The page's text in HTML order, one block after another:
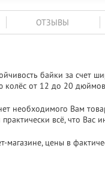
ОТЗЫВЫ
байки за
колёс от 12 до 20
необходимого Вам
всё, что Вас
цены в